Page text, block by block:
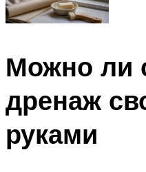
Можно ли
дренаж
руками